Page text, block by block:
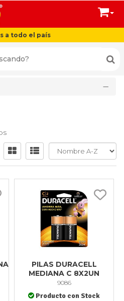
a todo el país
PILAS DURACELL
MEDIANA C 8X2UN
9086
Producto con Stock